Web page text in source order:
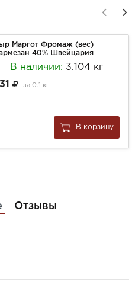
Маргот Фромаж (вес)
40% Швейцария
В наличии: 3.104 кг
за 0.1 кг
В корзину
Отзывы